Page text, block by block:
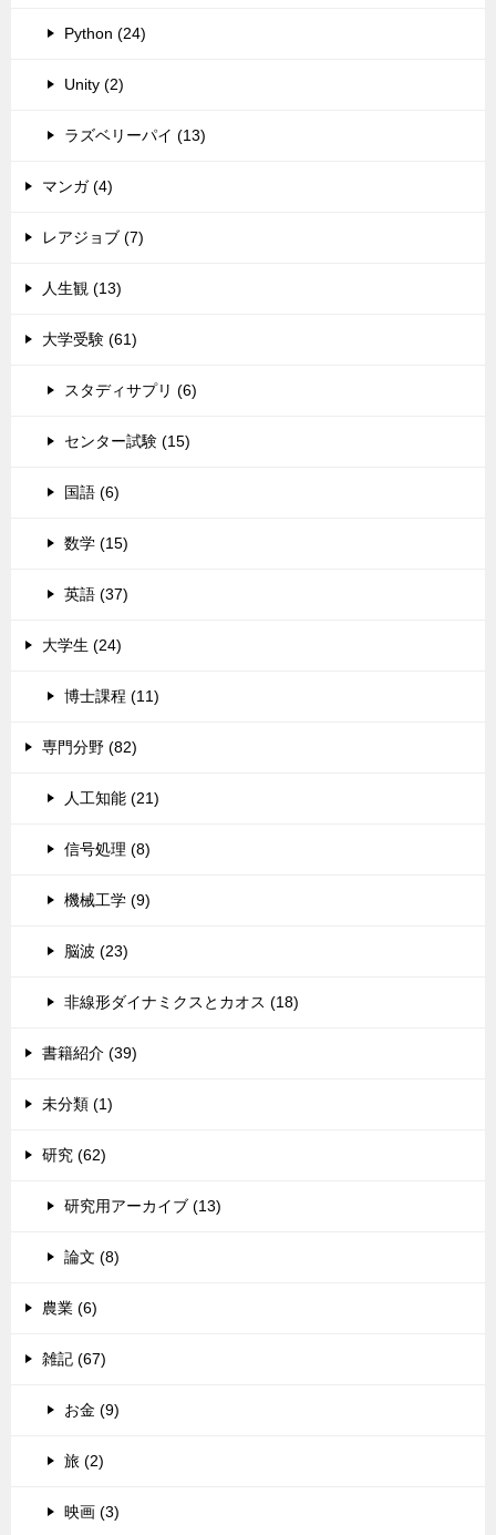
Python (24)
Unity (2)
ラズベリーパイ (13)
マンガ (4)
レアジョブ (7)
人生観 (13)
大学受験 (61)
スタディサプリ (6)
センター試験 (15)
国語 (6)
数学 (15)
英語 (37)
大学生 (24)
博士課程 (11)
専門分野 (82)
人工知能 (21)
信号処理 (8)
機械工学 (9)
脳波 (23)
非線形ダイナミクスとカオス (18)
書籍紹介 (39)
未分類 (1)
研究 (62)
研究用アーカイブ (13)
論文 (8)
農業 (6)
雑記 (67)
お金 (9)
旅 (2)
映画 (3)